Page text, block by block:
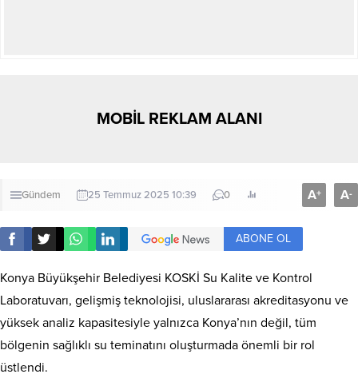
MOBİL REKLAM ALANI
Gündem 25 Temmuz 2025 10:39 0 A+ A-
ABONE OL
Konya Büyükşehir Belediyesi KOSKİ Su Kalite ve Kontrol
Laboratuvarı, gelişmiş teknolojisi, uluslararası akreditasyonu ve
yüksek analiz kapasitesiyle yalnızca Konya’nın değil, tüm
bölgenin sağlıklı su teminatını oluşturmada önemli bir rol
üstlendi.